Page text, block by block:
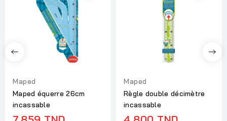
Maped
Maped équerre 26cm
incassable
Maped
Règle double décimètre
incassable